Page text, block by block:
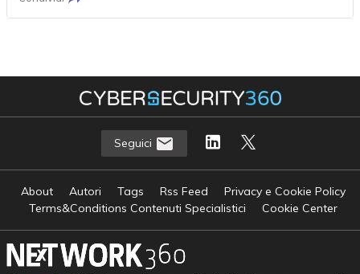
Seguici
About Autori Tags Rss Feed
Privacy e Cookie Policy
Terms&Conditions Contenuti Specialistici
Cookie Center